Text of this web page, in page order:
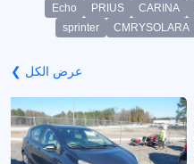
CARINA
PRIUS
Echo
CMRYSOLARA
sprinter
عرض الكل ❯